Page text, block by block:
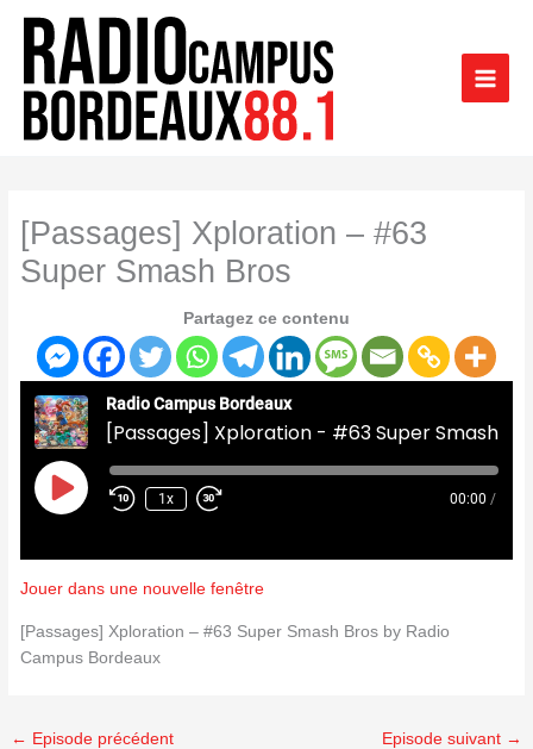
contenu
[Passages] Xploration – #63
Super Smash Bros
Partagez ce contenu
Radio Campus Bordeaux
Play
Episode
1x 00:00 /
Jouer dans une nouvelle fenêtre
[Passages] Xploration – #63 Super Smash Bros by Radio
Campus Bordeaux
← Episode précédent Episode suivant →